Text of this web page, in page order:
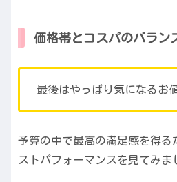
価格帯とコスパのバラン
最後はやっぱり気になるお
予算の中で最高の満足感を得る
ストパフォーマンスを見てみま